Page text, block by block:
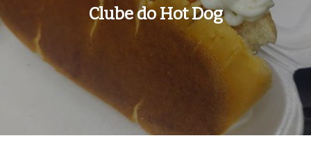
Clube do Hot Dog